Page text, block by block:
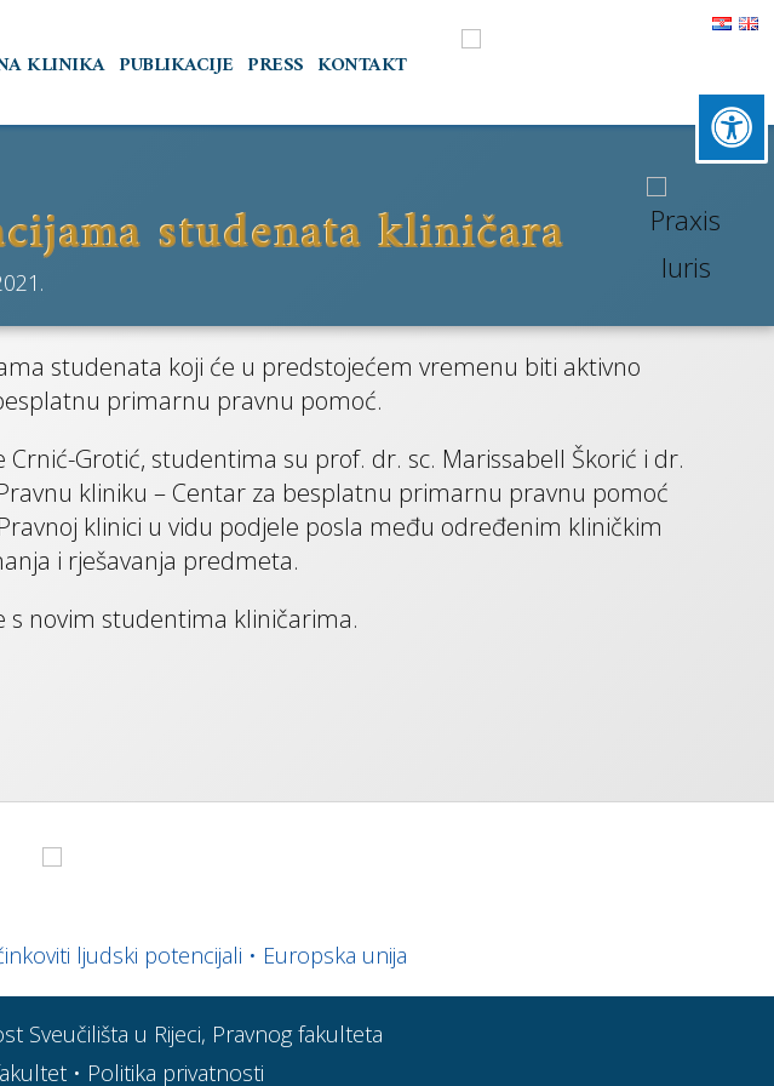
KLINIKA PUBLIKACIJE PRESS KONTAKT
pomoć i stručna
u Rijeci
studenata kliničara
studenata koji će u predstojećem vremenu biti aktivno
primarnu pravnu pomoć.
Grotić, studentima su prof. dr. sc. Marissabell Škorić i dr.
kliniku – Centar za besplatnu primarnu pravnu pomoć
klinici u vidu podjele posla među određenim kliničkim
i rješavanja predmeta.
s novim studentima kliničarima.
ljudski potencijali • Europska unija
Sveučilišta u Rijeci, Pravnog fakulteta
• Politika privatnosti